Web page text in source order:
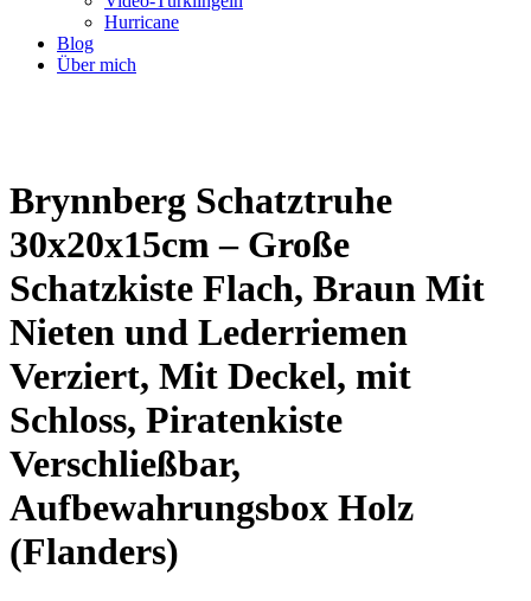
Hurricane
Blog
Über mich
Brynnberg Schatztruhe
30x20x15cm – Große
Schatzkiste Flach, Braun Mit
Nieten und Lederriemen
Verziert, Mit Deckel, mit
Schloss, Piratenkiste
Verschließbar,
Aufbewahrungsbox Holz
(Flanders)